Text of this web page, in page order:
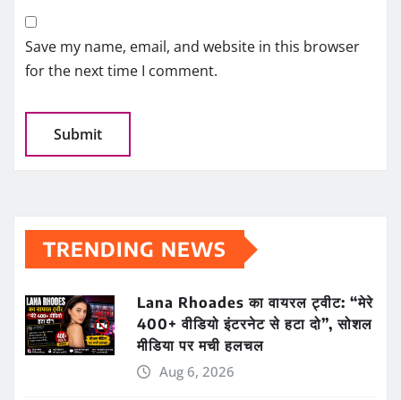
Save my name, email, and website in this browser
for the next time I comment.
TRENDING NEWS
Lana Rhoades का वायरल ट्वीट: “मेरे
400+ वीडियो इंटरनेट से हटा दो”, सोशल
मीडिया पर मची हलचल
Aug 6, 2026